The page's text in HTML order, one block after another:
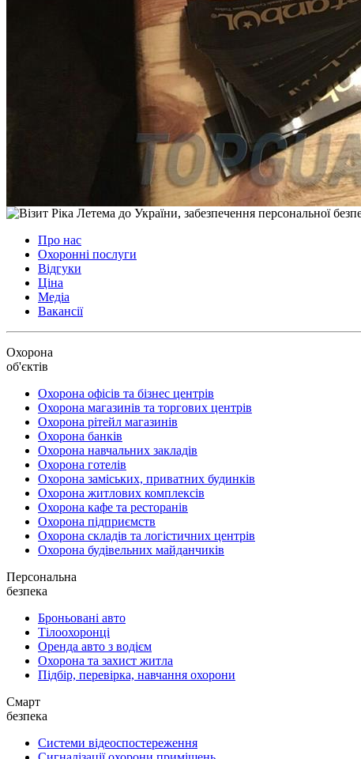
Про нас
Охоронні послуги
Відгуки
Ціна
Медіа
Вакансії
Охорона
об'єктів
Охорона офісів та бізнес центрів
Охорона магазинів та торгових центрів
Охорона рітейл магазинів
Охорона банків
Охорона навчальних закладів
Охорона готелів
Охорона заміських, приватних будинків
Охорона житлових комплексів
Охорона кафе та ресторанів
Охорона підприємств
Охорона складів та логістичних центрів
Охорона будівельних майданчиків
Персональна
безпека
Броньовані авто
Тілоохоронці
Оренда авто з водієм
Охорона та захист житла
Підбір, перевірка, навчання охорони
Смарт
безпека
Системи відеоспостереження